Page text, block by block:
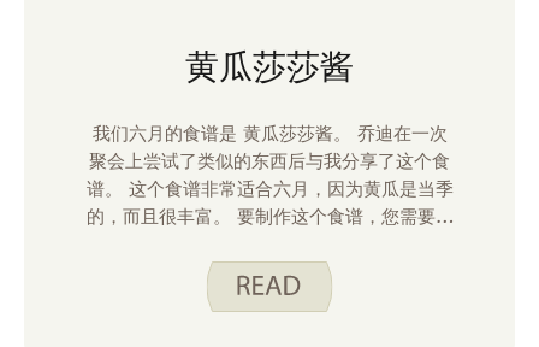
黄瓜莎莎酱
我们六月的食谱是 黄瓜莎莎酱。 乔迪在一次
聚会上尝试了类似的东西后与我分享了这个食
谱。 这个食谱非常适合六月，因为黄瓜是当季
的，而且很丰富。 要制作这个食谱，您需要将
油、柠檬汁、酸橙汁和一些调味料制成的自制
调味料混合在一起。 这种莎莎酱最好立即食